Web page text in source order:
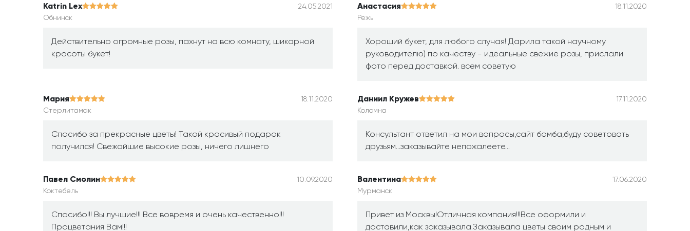
Katrin Lex
24.05.2021
Обнинск
Действительно огромные розы, пахнут на всю комнату, шикарной
красоты букет!
Анастасия
18.11.2020
Режь
Хороший букет, для любого случая! Дарила такой научному
руководителю) по качеству - идеальные свежие розы, прислали
фото перед доставкой. всем советую
Мария
18.11.2020
Стерлитамак
Спасибо за прекрасные цветы! Такой красивый подарок
получился! Свежайшие высокие розы, ничего лишнего
Даниил Кружев
17.11.2020
Коломна
Консультант ответил на мои вопросы,сайт бомба,буду советовать
друзьям...заказывайте непожалеете...
Павел Смолин
10.09.2020
Коктебель
Спасибо!!! Вы лучшие!!! Все вовремя и очень качественно!!!
Процветания Вам!!!
Валентина
17.06.2020
Мурманск
Привет из Москвы!Отличная компания!!!Все оформили и
доставили,как заказывала.Заказывала цветы своим родным и